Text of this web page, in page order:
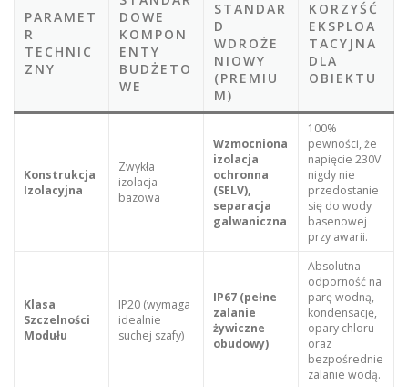
PARAMET
R
TECHNIC
ZNY
DOWE
KOMPON
ENTY
BUDŻETO
WE
STANDAR
D
WDROŻE
NIOWY
(PREMIU
M)
KORZYŚĆ
EKSPLOA
TACYJNA
DLA
OBIEKTU
Konstrukcja
Izolacyjna
Zwykła
izolacja
bazowa
Wzmocniona
izolacja
ochronna
(SELV),
separacja
galwaniczna
100%
pewności, że
napięcie 230V
nigdy nie
przedostanie
się do wody
basenowej
przy awarii.
Klasa
Szczelności
Modułu
IP20 (wymaga
idealnie
suchej szafy)
IP67 (pełne
zalanie
żywiczne
obudowy)
Absolutna
odporność na
parę wodną,
kondensację,
opary chloru
oraz
bezpośrednie
zalanie wodą.